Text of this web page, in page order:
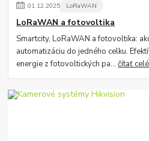
01.12.2025 LoRaWAN
LoRaWAN a fotovoltika
Smartcity, LoRaWAN a fotovoltika:
automatizáciu do jedného celku.
energie z fotovoltických pa...čítať celé